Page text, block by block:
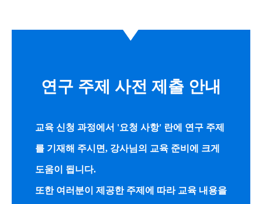
연구 주제 사전 제출 안내
교육 신청 과정에서 '요청 사항' 란에 연구 주제
를 기재해 주시면, 강사님의 교육 준비에 크게
도움이 됩니다.
또한 여러분이 제공한 주제에 따라 교육 내용을